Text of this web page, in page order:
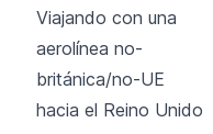
Viajando con una
aerolínea no-
británica/no-UE
hacia el Reino Unido